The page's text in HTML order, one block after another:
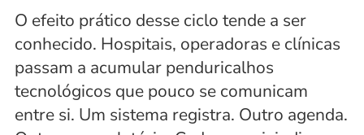
O efeito prático desse ciclo tende a ser
conhecido. Hospitais, operadoras e clínicas
passam a acumular penduricalhos
tecnológicos que pouco se comunicam
entre si. Um sistema registra. Outro agenda.